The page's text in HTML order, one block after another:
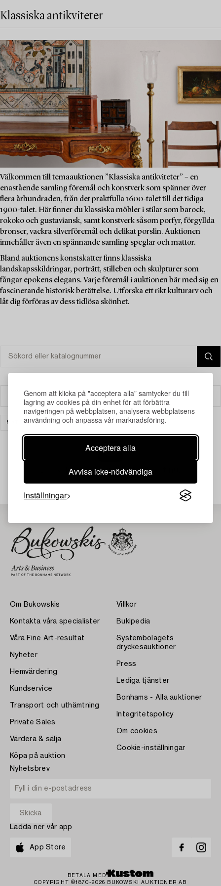
Genom att klicka på "acceptera alla" samtycker du till
lagring av cookies på din enhet för att förbättra
navigeringen på webbplatsen, analysera webbplatsens
användning och anpassa vår marknadsföring.
Acceptera alla
Avvisa icke-nödvändiga
Inställningar
Klassiska antikviteter
Välkommen till temaauktionen ”Klassiska antikviteter” – en
enastående samling föremål och konstverk som spänner över
flera århundraden, från det praktfulla 1600-talet till det tidiga
1900-talet. Här finner du klassiska möbler i stilar som barock,
rokoko och gustaviansk, samt konstverk såsom porfyr, förgyllda
bronser, vackra silverföremål och delikat porslin. Auktionen
innehåller även en spännande samling speglar och mattor.
Bland auktionens konstskatter finns klassiska
landskapsskildringar, porträtt, stilleben och skulpturer som
fångar epokens elegans. Varje föremål i auktionen bär med sig en
fascinerande historisk berättelse. Utforska ett rikt kulturarv och
låt dig förföras av dess tidlösa skönhet.
Filter
MATTOR & TEXTIL RENSA ALLA
Din sökning gav ingen träff just nu.
Om Bukowskis
Kontakta våra specialister
Våra Fine Art-resultat
Nyheter
Hemvärdering
Kundservice
Transport och uthämtning
Private Sales
Värdera & sälja
Köpa på auktion
Villkor
Bukipedia
Systembolagets
dryckesauktioner
Press
Lediga tjänster
Bonhams - Alla auktioner
Integritetspolicy
Om cookies
Cookie-inställningar
Nyhetsbrev
Ladda ner vår app
App Store
BETALA MED
COPYRIGHT ©1870-2026 BUKOWSKI AUKTIONER AB